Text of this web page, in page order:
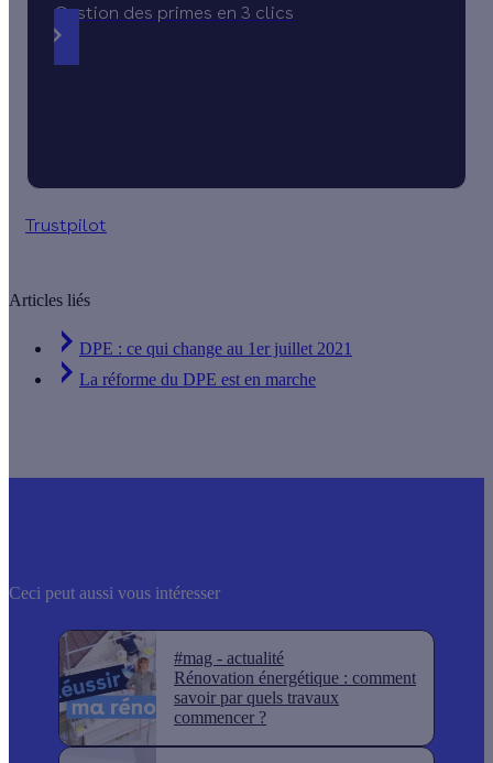
Gestion des primes en 3 clics
Trustpilot
Articles liés
DPE : ce qui change au 1er juillet 2021
La réforme du DPE est en marche
Ceci peut aussi vous intéresser
#mag - actualité
Rénovation énergétique : comment
savoir par quels travaux
commencer ?